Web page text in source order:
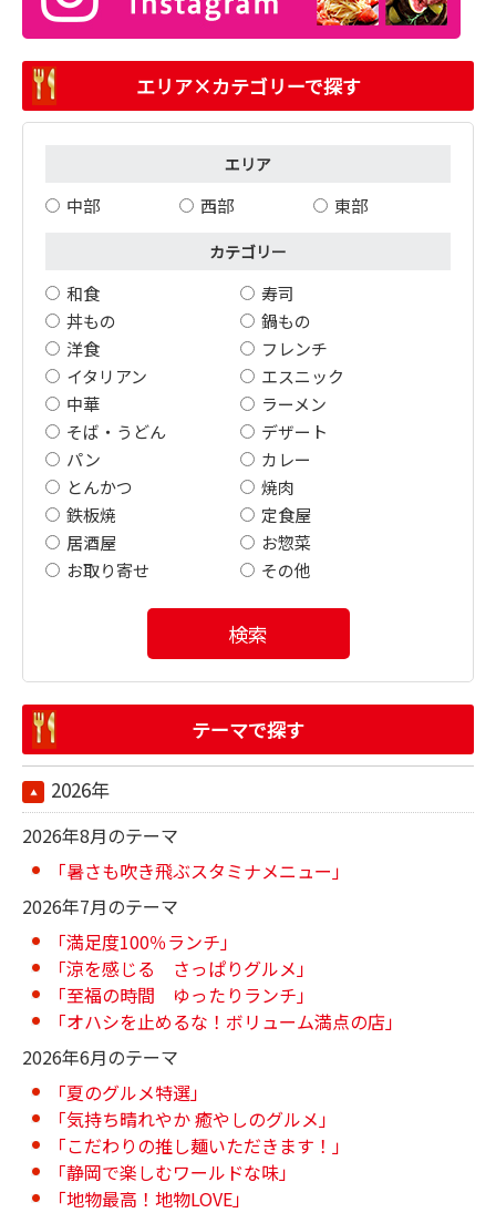
エリア×カテゴリーで探す
エリア
中部 西部 東部
カテゴリー
和食
寿司
丼もの
鍋もの
洋食
フレンチ
イタリアン
エスニック
中華
ラーメン
そば・うどん
デザート
パン
カレー
とんかつ
焼肉
鉄板焼
定食屋
居酒屋
お惣菜
お取り寄せ
その他
検索
テーマで探す
2026年
2026年8月のテーマ
「暑さも吹き飛ぶスタミナメニュー」
2026年7月のテーマ
「満足度100％ランチ」
「涼を感じる さっぱりグルメ」
「至福の時間 ゆったりランチ」
「オハシを止めるな！ボリューム満点の店」
2026年6月のテーマ
「夏のグルメ特選」
「気持ち晴れやか 癒やしのグルメ」
「こだわりの推し麺いただきます！」
「静岡で楽しむワールドな味」
「地物最高！地物LOVE」